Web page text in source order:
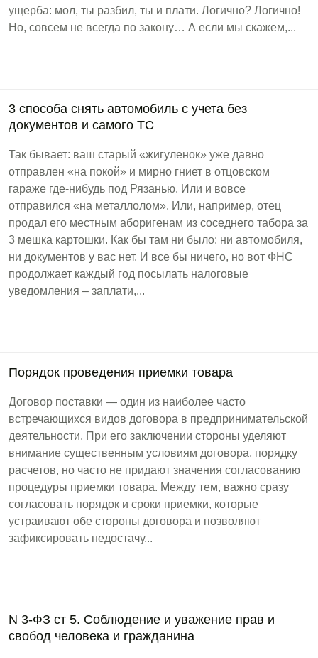
ущерба: мол, ты разбил, ты и плати. Логично? Логично!
Но, совсем не всегда по закону… А если мы скажем,...
3 способа снять автомобиль с учета без
документов и самого ТС
Так бывает: ваш старый «жигуленок» уже давно
отправлен «на покой» и мирно гниет в отцовском
гараже где-нибудь под Рязанью. Или и вовсе
отправился «на металлолом». Или, например, отец
продал его местным аборигенам из соседнего табора за
3 мешка картошки. Как бы там ни было: ни автомобиля,
ни документов у вас нет. И все бы ничего, но вот ФНС
продолжает каждый год посылать налоговые
уведомления – заплати,...
Порядок проведения приемки товара
Договор поставки — один из наиболее часто
встречающихся видов договора в предпринимательской
деятельности. При его заключении стороны уделяют
внимание существенным условиям договора, порядку
расчетов, но часто не придают значения согласованию
процедуры приемки товара. Между тем, важно сразу
согласовать порядок и сроки приемки, которые
устраивают обе стороны договора и позволяют
зафиксировать недостачу...
N 3-ФЗ ст 5. Соблюдение и уважение прав и
свобод человека и гражданина